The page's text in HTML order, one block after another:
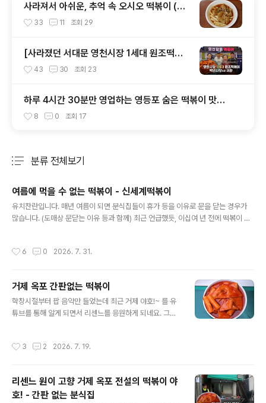
사라져서 아쉬운, 추억 속 오시오 떡볶이 (+
나루 떡볶이)
33 11 조회 29
[사라졌던 서대문 영천시장 1세대 원조떡볶
이] 수유동 백년시장 '영천할매떡볶이'로 귀
43 30 조회 23
하루 4시간 30분만 영업하는 영등포 숨은 떡볶이 맛집 -
꼬야 떡볶이
8 0 조회 17
분류 전체보기
여름에 먹을 수 없는 떡볶이 - 신세계떡볶이
유치찬란입니다. 매년 여름이 되면 분식집들이 휴가 등을 이유로 문을 닫는 경우가
많습니다. (도매상 문닫는 이유 등과 함께) 최근 언급했듯, 이십여 년 전에 떡볶이 먹
_______명동 “신세계 떡볶이”이곳은 전국 분식집들 중에서 여름철 문 닫는 기간이
컨디션을 가진 신선한 재료로 떡볶이 만드는 걸 원하시는 사장님과 따님이셔서 (마늘
과 만두 튀김 김밥) 등 재료와 음식들이 상하기 쉬운 여름철이라 올 해 역시 8월 말일
까지 문을 닫는다고 합니다. 돈 벌기 급..
6 0 2026. 7. 31.
거제 옥포 간판없는 떡볶이
학창시절부터 팝 음악만 들었는데 최근 거제 야호!~ 를 유
튜브를 통해 알게 되면서 리센느를 응원하게 되네요. 그냥
올라온 영상 보니 곰인형 탈이 꾸 대표님이었다는 거!! 마지
가의 리센느가 될 수 있을 까? 하는 생각에 문뜩!! 피드를 남
겨봅니다. 안원잘부 피디님은 핸드폰으로 촬영하던데… 제
3 2 2026. 7. 19.
리센느 원이 고향 거제 옥포 전설의 떡볶이 야
호! - 간판 없는 분식집